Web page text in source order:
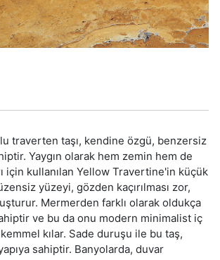
traverten taşı, kendine özgü, benzersiz
Yaygın olarak hem zemin hem de
için kullanılan Yellow Travertine'in küçük
yüzeyi, gözden kaçırılması zor,
Mermerden farklı olarak oldukça
ve bu da onu modern minimalist iç
kılar. Sade duruşu ile bu taş,
sahiptir. Banyolarda, duvar